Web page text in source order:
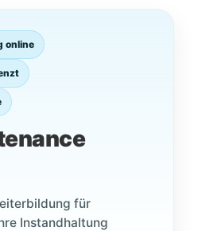
online
für
Instandhaltung